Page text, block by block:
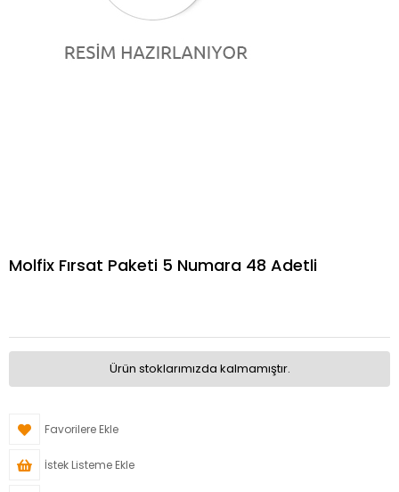
Molfix Fırsat Paketi 5 Numara 48 Adetli
Ürün stoklarımızda kalmamıştır.
Favorilere Ekle
İstek Listeme Ekle